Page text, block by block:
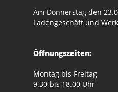
Am Donnerstag den
Ladengeschäft und
Öffnungszeiten:
Montag bis Freitag
9.30 bis 18.00 Uhr